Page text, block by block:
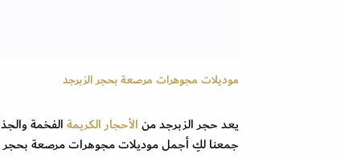
موديلات مجوهرات مرصعة بحجر الزبرجد
يعد حجر الزبرجد منالأحجار الكريمةالفخمة
جمعنا لكِ أجمل موديلات مجوهرات مرصعة بحجر